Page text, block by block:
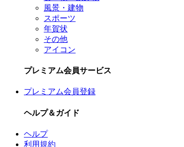
風景・建物
スポーツ
年賀状
その他
アイコン
プレミアム会員サービス
プレミアム会員登録
ヘルプ＆ガイド
ヘルプ
利用規約